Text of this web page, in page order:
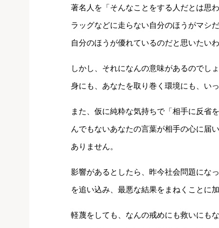
著名人を「そんなことをする人だとは思
ラッグなどに走らない自分のほうがマシ
自分のほうが優れているのだと思いたい
しかし、それになんの意味があるのでし
身にも、あなたを取り巻く環境にも、い
また、仮に純粋な気持ちで「相手に反省
んでもないあなたの言葉が相手の心に届
ありません。
影響があるとしたら、昨今社会問題にな
を追い込み、最悪な結果をまねくことに
軽蔑をしても、なんの戒めにも救いにも